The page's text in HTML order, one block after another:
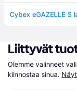
Cybex eGAZELLE S
Liittyvät
Olemme valinneet
kiinnostaa sinua.